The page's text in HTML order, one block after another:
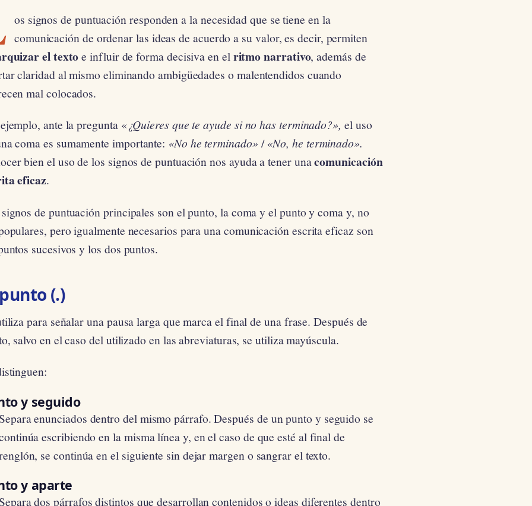
os signos de puntuación responden a la necesidad que se tiene en la
comunicación de ordenar las ideas de acuerdo a su valor, es decir, permiten
el textoe influir de forma decisiva en el ritmo narrativo, además de
claridad al mismo eliminando ambigüedades o malentendidos cuando
mal colocados.
ante la pregunta «¿Quieres que te ayude si no has terminado?», el uso
coma es sumamente importante: «No he terminado» /«No, he terminado».
bien el uso de los signos de puntuación nos ayuda a tener unacomunicación
eficaz.
de puntuación principales son el punto, la coma y el punto y coma y, no
pero igualmente necesarios para una comunicación escrita eficaz son
sucesivos y los dos puntos.
(.)
para señalar una pausa larga que marca el final de una frase. Después de
salvo en el caso del utilizado en las abreviaturas, se utiliza mayúscula.
y seguido
enunciados dentro del mismo párrafo. Después de un punto y seguido se
escribiendo en la misma línea y, en el caso de que esté al final de
se continúa en el siguiente sin dejar margen o sangrar el texto.
y aparte
dos párrafos distintos que desarrollan contenidos o ideas diferentes dentro